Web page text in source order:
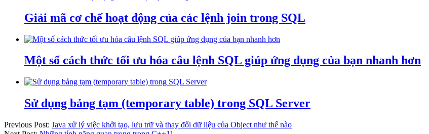
Giải mã cơ chế hoạt động của các lệnh join trong SQL
Một số cách thức tối ưu hóa câu lệnh SQL giúp ứng dụng của bạn nhanh hơn
Sử dụng bảng tạm (temporary table) trong SQL Server
Previous Post: Java xử lý việc khởi tạo, lưu trữ và thay đổi dữ liệu của Object như thế nào